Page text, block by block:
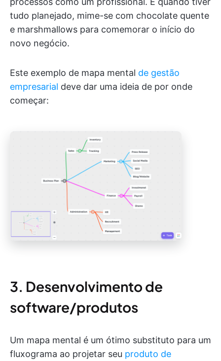
tudo planejado, mime-se com chocolate quente
e marshmallows para comemorar o início do
novo negócio.
Este exemplo de mapa mental de gestão
empresarial deve dar uma ideia de por onde
começar:
3. Desenvolvimento de
software/produtos
Um mapa mental é um ótimo substituto para um
fluxograma ao projetar seu produto de